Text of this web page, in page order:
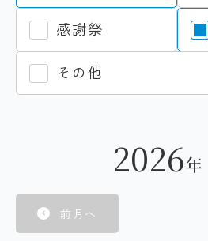
感謝祭
その他
2026年
前月へ